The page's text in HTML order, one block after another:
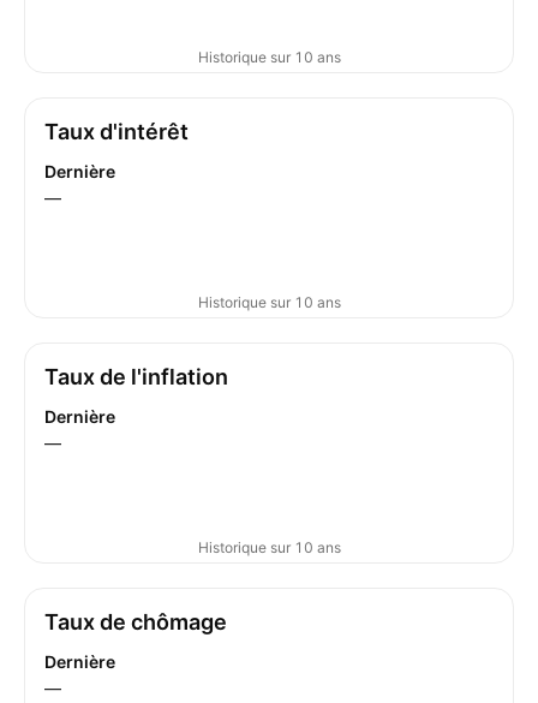
Historique sur 10 ans
Taux d'intérêt
Dernière
—
Historique sur 10 ans
Taux de l'inflation
Dernière
—
Historique sur 10 ans
Taux de chômage
Dernière
—